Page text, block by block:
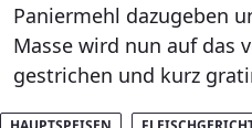
Paniermehl dazugeben
Masse wird nun auf das
gestrichen und kurz